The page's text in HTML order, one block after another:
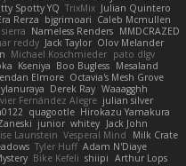
Spotty YQ TrixMix Julian Quintero
Rerza bjgrimoari Caleb Mcmullen
Nameless Renders MMDCRAZED
reddy Jack Taylor Olov Melander
Michael Koschmieder pato dlgv
Kseniya Boo Bugless Mesaland
Elmore Octavia's Mesh Grove
Derek Ray Waaagghh
Fernández Alegre julian silver
quagootle Hirokazu Yamakura
junior whitey Jack John
Launstein Vesperal Mind
Milk Crate
Tyler Huff Adam N'Diaye
Bike Kefeli shiipi Arthur Lops